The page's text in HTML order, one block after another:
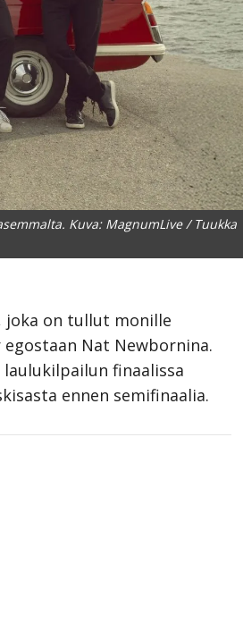
Kuva: MagnumLive / Tuukka
joka on tullut monille
Nat Newbornina.
finaalissa
ennen semifinaalia.